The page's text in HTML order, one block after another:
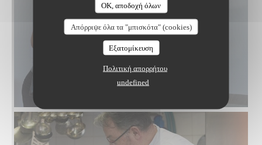
OK, αποδοχή όλων
Απόρριψε όλα τα "μπισκότα" (cookies)
Εξατομίκευση
Πολιτική απορρήτου
undefined